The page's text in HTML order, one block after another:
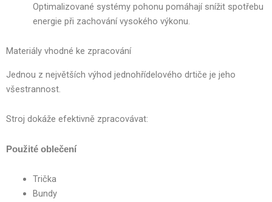
Optimalizované systémy pohonu pomáhají snížit spotřebu
energie při zachování vysokého výkonu.
Materiály vhodné ke zpracování
Jednou z největších výhod jednohřídelového drtiče je jeho
všestrannost.
Stroj dokáže efektivně zpracovávat:
Použité oblečení
Trička
Bundy